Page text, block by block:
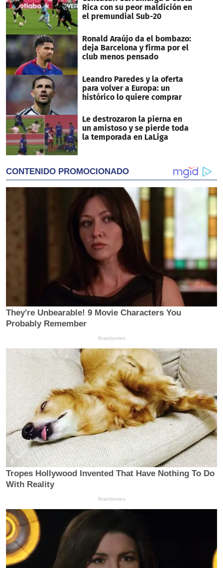
Rica con su peor maldición en
el premundial Sub-20
Ronald Araújo da el bombazo:
deja Barcelona y firma por el
club menos pensado
Leandro Paredes y la oferta
para volver a Europa: un
histórico lo quiere comprar
Le destrozaron la pierna en
un amistoso y se pierde toda
la temporada en LaLiga